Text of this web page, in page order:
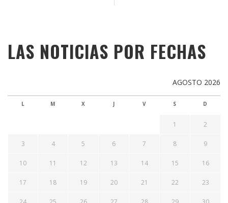
LAS NOTICIAS POR FECHAS
AGOSTO 2026
L M X J V S D
1 2
3 4 5 6 7 8 9
10 11 12 13 14 15 16
17 18 19 20 21 22 23